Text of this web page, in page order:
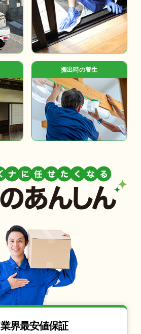
搬出時の養生
業界最安値保証